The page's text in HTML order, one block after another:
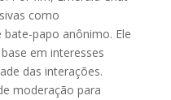
como
papo anônimo. Ele
em interesses
das interações.
moderação para